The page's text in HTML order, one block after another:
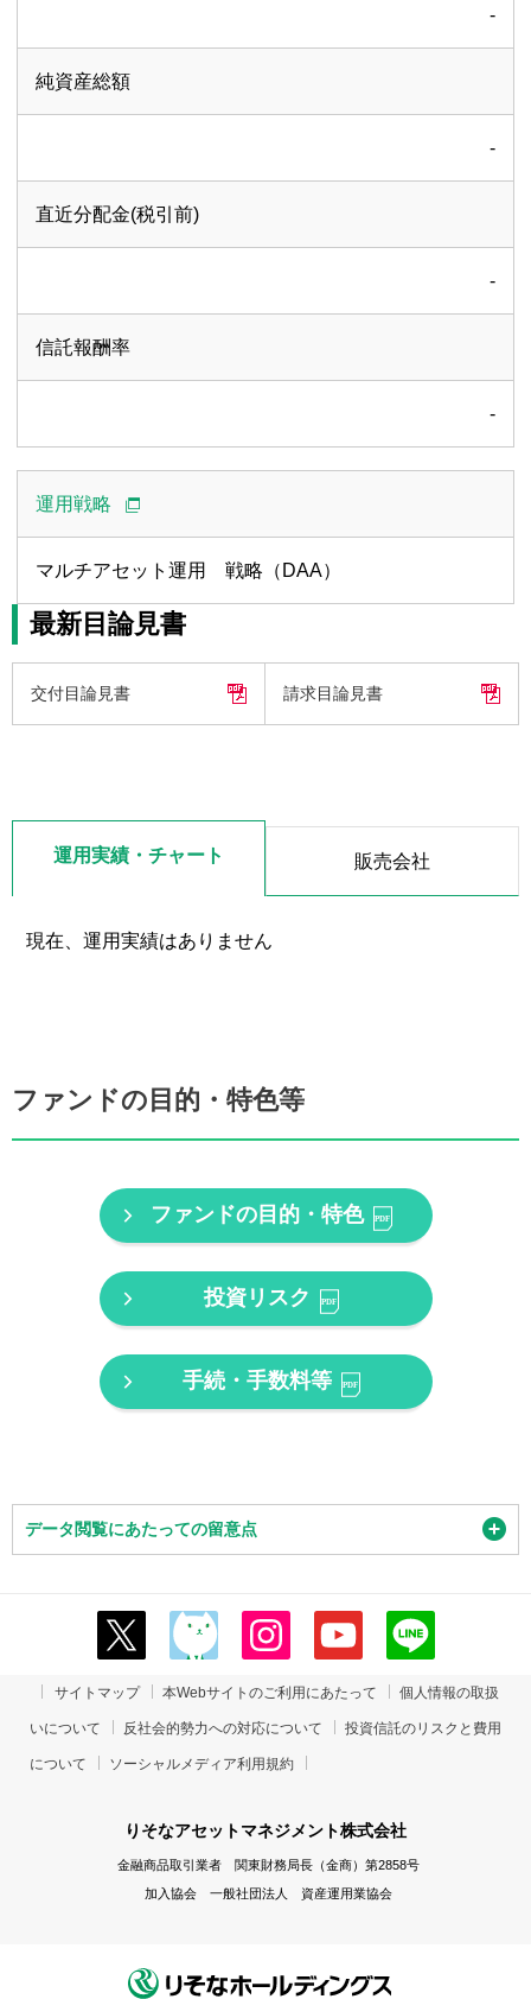
-
純資産総額
-
直近分配金(税引前)
-
信託報酬率
-
運用戦略
マルチアセット運用 戦略（DAA）
最新目論見書
交付目論見書 請求目論見書
運用実績・チャート 販売会社
現在、運用実績はありません
ファンドの目的・特色等
ファンドの目的・特色
投資リスク
手続・手数料等
データ閲覧にあたっての留意点
サイトマップ 本Webサイトのご利用にあたって 個人情報の取扱
いについて 反社会的勢力への対応について 投資信託のリスクと費用
について ソーシャルメディア利用規約
りそなアセットマネジメント株式会社
金融商品取引業者 関東財務局長（金商）第2858号
加入協会 一般社団法人 資産運用業協会